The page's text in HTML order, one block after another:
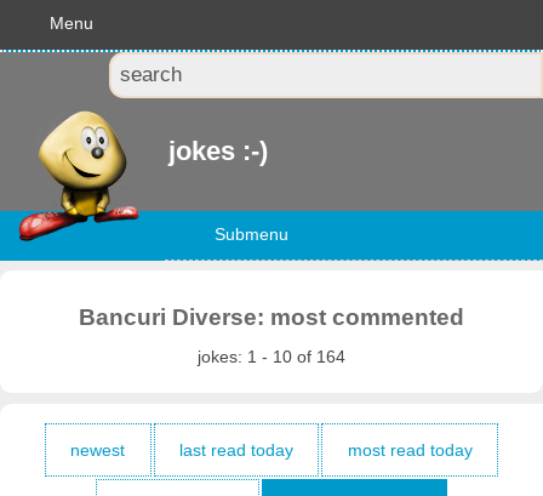
Menu
jokes :-)
Submenu
Bancuri Diverse: most commented
jokes: 1 - 10 of 164
newest last read today most read today